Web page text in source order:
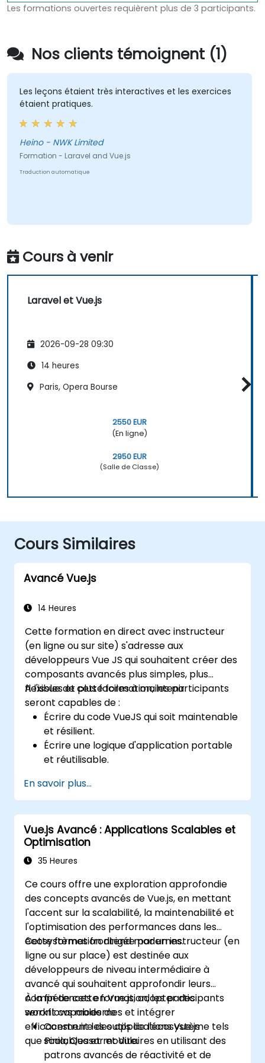
Les formations ouvertes requièrent plus de 3 participants.
Nos clients témoignent (1)
Les leçons étaient très interactives et les exercices
étaient pratiques.
Heino - NWK Limited
Formation - Laravel and Vue.js
Traduction automatique
Cours à venir
Laravel et Vue.js
2026-09-28 09:30
14 heures
Paris, Opera Bourse
2550 EUR
(En ligne)
2950 EUR
(Salle de Classe)
Cours Similaires
Avancé Vue.js
14 Heures
Cette formation en direct avec instructeur
(en ligne ou sur site) s'adresse aux
développeurs Vue JS qui souhaitent créer des
composants avancés plus simples, plus
flexibles et plus faciles à maintenir.
A l'issue de cette formation, les participants
seront capables de :
Écrire du code VueJS qui soit maintenable
et résilient.
Écrire une logique d'application portable
et réutilisable.
personnalisés tout en évitant la
complexité inutile.
En savoir plus...
Vue.js Avancé : Applications Scalables et
Optimisation
35 Heures
Ce cours offre une exploration approfondie
des concepts avancés de Vue.js, en mettant
l'accent sur la scalabilité, la maintenabilité et
l'optimisation des performances dans les
écosystèmes frontend modernes.
Cette formation dirigée par un instructeur (en
ligne ou sur place) est destinée aux
développeurs de niveau intermédiaire à
avancé qui souhaitent approfondir leurs
compétences en Vue.js, adopter des
workflows modernes et intégrer
efficacement les outils de l'écosystème tels
que Pinia, Quasar et Vite.
À la fin de cette formation, les participants
seront capables de :
Construire des applications Vue.js
scalables et modulaires en utilisant des
patrons avancés de réactivité et de